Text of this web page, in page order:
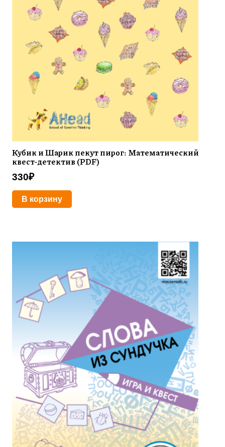
Кубик и Шарик пекут пирог: Математический
квест-детектив (PDF)
330₽
В корзину